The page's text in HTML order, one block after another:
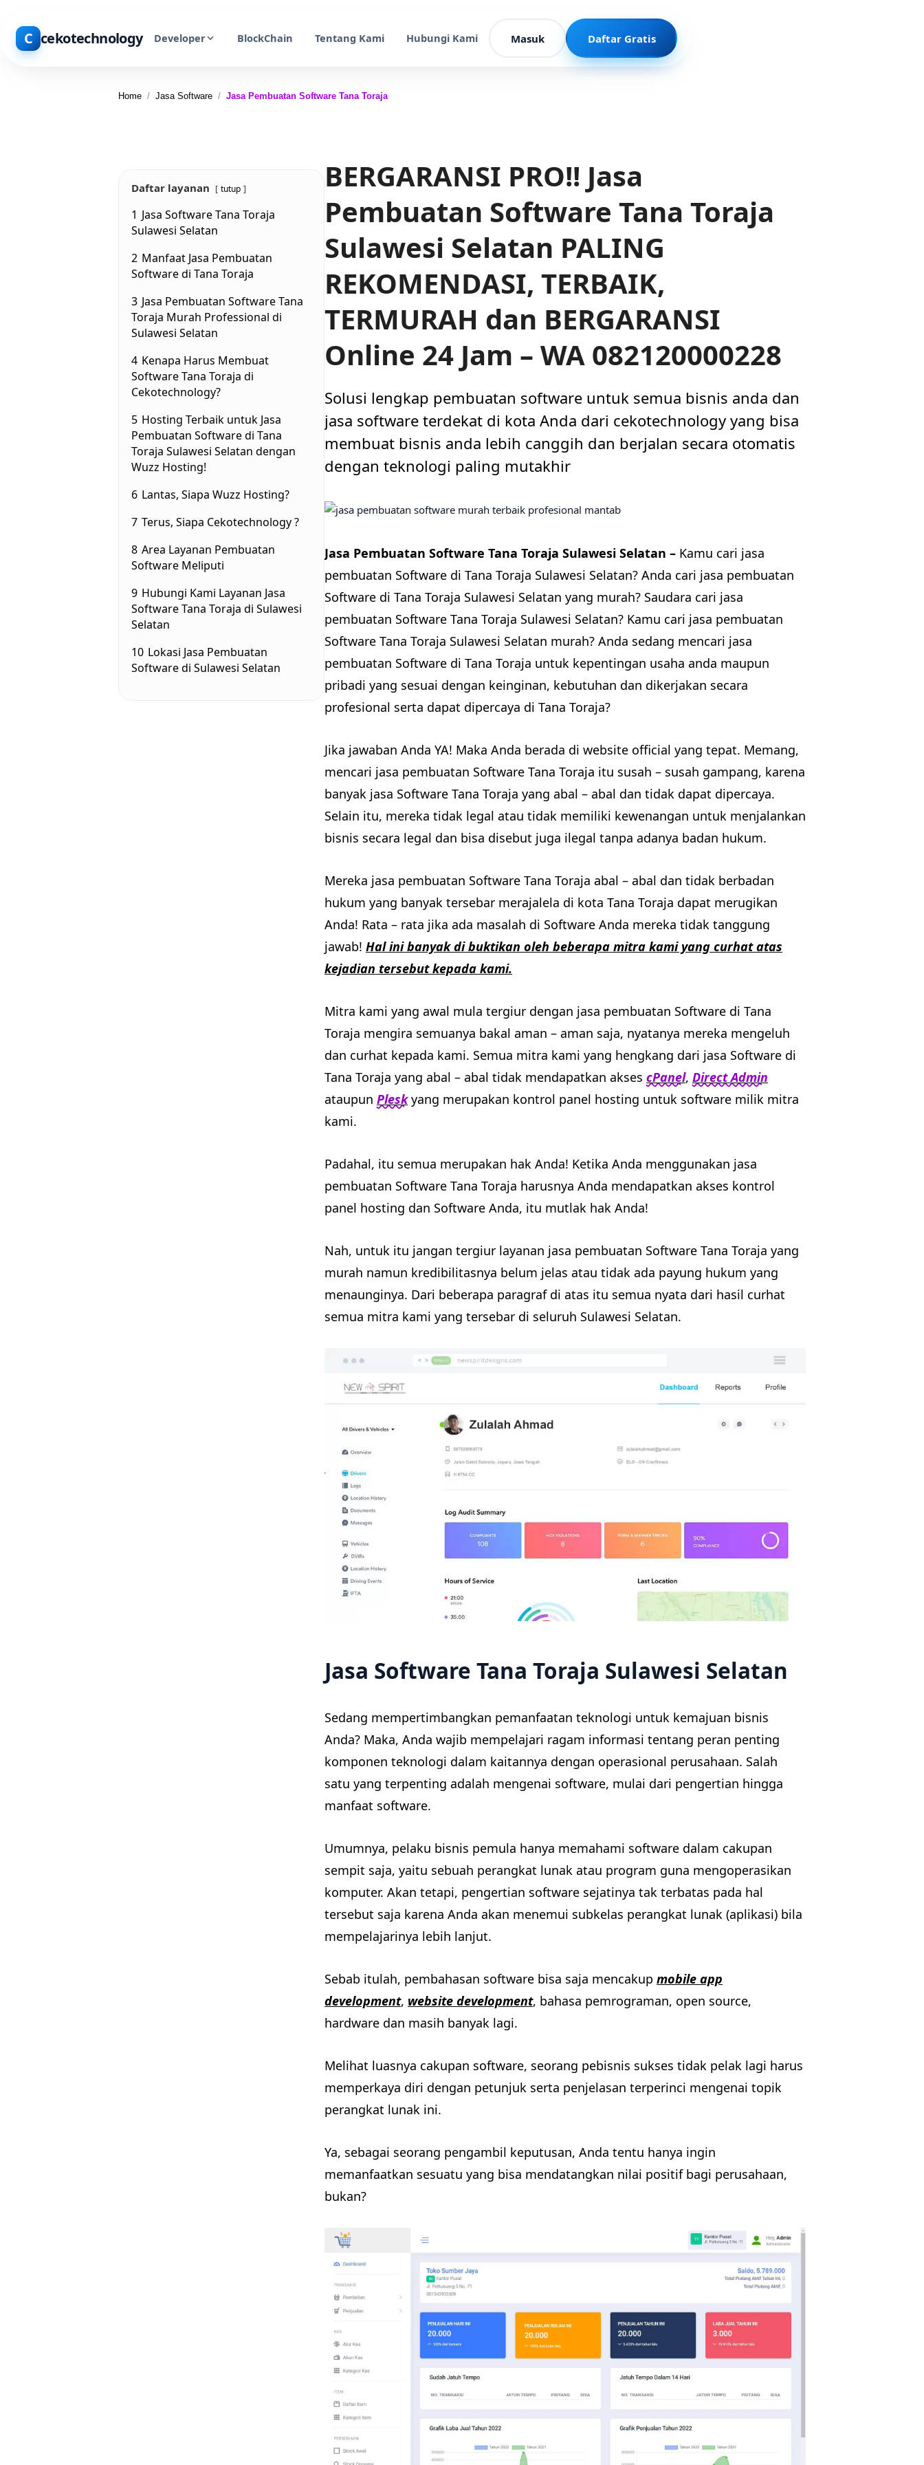
C cekotechnology Developer BlockChain Tentang Kami Hubungi Kami Masuk Daftar Gratis
Home / Jasa Software / Jasa Pembuatan Software Tana Toraja
Daftar layanan tutup
1 Jasa Software Tana Toraja
Sulawesi Selatan
2 Manfaat Jasa Pembuatan
Software di Tana Toraja
3 Jasa Pembuatan Software Tana
Toraja Murah Professional di
Sulawesi Selatan
4 Kenapa Harus Membuat
Software Tana Toraja di
Cekotechnology?
5 Hosting Terbaik untuk Jasa
Pembuatan Software di Tana
Toraja Sulawesi Selatan dengan
Wuzz Hosting!
6 Lantas, Siapa Wuzz Hosting?
7 Terus, Siapa Cekotechnology ?
8 Area Layanan Pembuatan
Software Meliputi
9 Hubungi Kami Layanan Jasa
Software Tana Toraja di Sulawesi
Selatan
10 Lokasi Jasa Pembuatan
Software di Sulawesi Selatan
BERGARANSI PRO!! Jasa
Pembuatan Software Tana Toraja
Sulawesi Selatan PALING
REKOMENDASI, TERBAIK,
TERMURAH dan BERGARANSI
Online 24 Jam – WA 082120000228
Solusi lengkap pembuatan software untuk semua bisnis anda dan
jasa software terdekat di kota Anda dari cekotechnology yang bisa
membuat bisnis anda lebih canggih dan berjalan secara otomatis
dengan teknologi paling mutakhir
Jasa Pembuatan Software Tana Toraja Sulawesi Selatan – Kamu cari jasa
pembuatan Software di Tana Toraja Sulawesi Selatan? Anda cari jasa pembuatan
Software di Tana Toraja Sulawesi Selatan yang murah? Saudara cari jasa
pembuatan Software Tana Toraja Sulawesi Selatan? Kamu cari jasa pembuatan
Software Tana Toraja Sulawesi Selatan murah? Anda sedang mencari jasa
pembuatan Software di Tana Toraja untuk kepentingan usaha anda maupun
pribadi yang sesuai dengan keinginan, kebutuhan dan dikerjakan secara
profesional serta dapat dipercaya di Tana Toraja?
Jika jawaban Anda YA! Maka Anda berada di website official yang tepat. Memang,
mencari jasa pembuatan Software Tana Toraja itu susah – susah gampang, karena
banyak jasa Software Tana Toraja yang abal – abal dan tidak dapat dipercaya.
Selain itu, mereka tidak legal atau tidak memiliki kewenangan untuk menjalankan
bisnis secara legal dan bisa disebut juga ilegal tanpa adanya badan hukum.
Mereka jasa pembuatan Software Tana Toraja abal – abal dan tidak berbadan
hukum yang banyak tersebar merajalela di kota Tana Toraja dapat merugikan
Anda! Rata – rata jika ada masalah di Software Anda mereka tidak tanggung
jawab! Hal ini banyak di buktikan oleh beberapa mitra kami yang curhat atas
kejadian tersebut kepada kami.
Mitra kami yang awal mula tergiur dengan jasa pembuatan Software di Tana
Toraja mengira semuanya bakal aman – aman saja, nyatanya mereka mengeluh
dan curhat kepada kami. Semua mitra kami yang hengkang dari jasa Software di
Tana Toraja yang abal – abal tidak mendapatkan akses cPanel, Direct Admin
ataupun Pleskyang merupakan kontrol panel hosting untuk software milik mitra
kami.
Padahal, itu semua merupakan hak Anda! Ketika Anda menggunakan jasa
pembuatan Software Tana Toraja harusnya Anda mendapatkan akses kontrol
panel hosting dan Software Anda, itu mutlak hak Anda!
Nah, untuk itu jangan tergiur layanan jasa pembuatan Software Tana Toraja yang
murah namun kredibilitasnya belum jelas atau tidak ada payung hukum yang
menaunginya. Dari beberapa paragraf di atas itu semua nyata dari hasil curhat
semua mitra kami yang tersebar di seluruh Sulawesi Selatan.
Jasa Software Tana Toraja Sulawesi Selatan
Sedang mempertimbangkan pemanfaatan teknologi untuk kemajuan bisnis
Anda? Maka, Anda wajib mempelajari ragam informasi tentang peran penting
komponen teknologi dalam kaitannya dengan operasional perusahaan. Salah
satu yang terpenting adalah mengenai software, mulai dari pengertian hingga
manfaat software.
Umumnya, pelaku bisnis pemula hanya memahami software dalam cakupan
sempit saja, yaitu sebuah perangkat lunak atau program guna mengoperasikan
komputer. Akan tetapi, pengertian software sejatinya tak terbatas pada hal
tersebut saja karena Anda akan menemui subkelas perangkat lunak (aplikasi) bila
mempelajarinya lebih lanjut.
Sebab itulah, pembahasan software bisa saja mencakup mobile app
development, website development, bahasa pemrograman, open source,
hardware dan masih banyak lagi.
Melihat luasnya cakupan software, seorang pebisnis sukses tidak pelak lagi harus
memperkaya diri dengan petunjuk serta penjelasan terperinci mengenai topik
perangkat lunak ini.
Ya, sebagai seorang pengambil keputusan, Anda tentu hanya ingin
memanfaatkan sesuatu yang bisa mendatangkan nilai positif bagi perusahaan,
bukan?